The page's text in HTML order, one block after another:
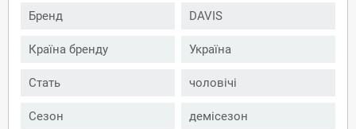
Бренд DAVIS
Країна бренду Україна
Стать чоловічі
Сезон демісезон